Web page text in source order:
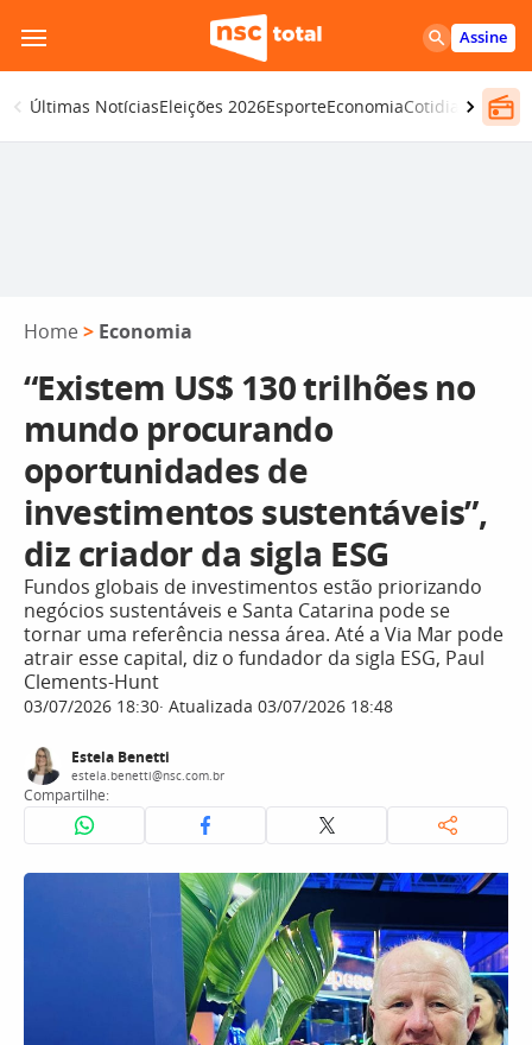
para
o
conteúdo
Assine
Últimas NotíciasEleições 2026EsporteEconomiaCotidiano
Home > Economia
“Existem US$ 130 trilhões no
mundo procurando
oportunidades de
investimentos sustentáveis”,
diz criador da sigla ESG
Fundos globais de investimentos estão priorizando
negócios sustentáveis e Santa Catarina pode se
tornar uma referência nessa área. Até a Via Mar pode
atrair esse capital, diz o fundador da sigla ESG, Paul
Clements-Hunt
03/07/2026 18:30 Atualizada 03/07/2026 18:48
Estela Benetti
estela.benetti@nsc.com.br
Compartilhe: